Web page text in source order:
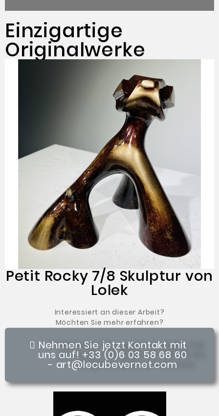
Einzigartige
Originalwerke
Petit Rocky 7/8 Skulptur von
Lolek
Interessiert an dieser Arbeit?
Möchten Sie mehr erfahren?
Nehmen Sie jetzt Kontakt mit
uns auf! +33 (0)6 03 58 68 60
- art@lecubevernet.com